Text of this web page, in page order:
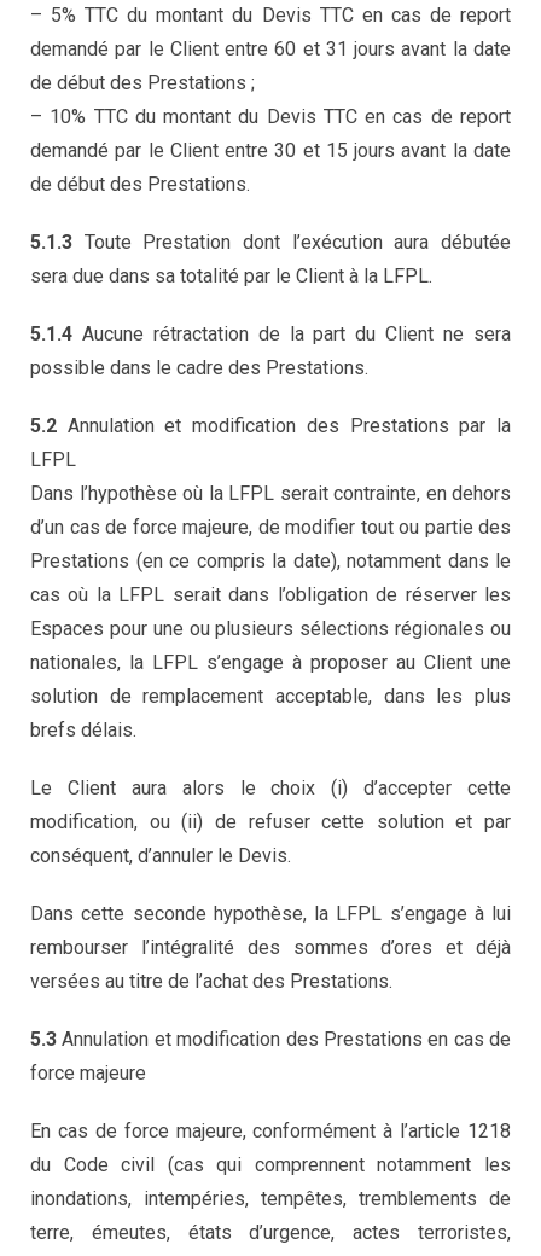
– 5% TTC du montant du Devis TTC en cas de report
demandé par le Client entre 60 et 31 jours avant la date
de début des Prestations ;
– 10% TTC du montant du Devis TTC en cas de report
demandé par le Client entre 30 et 15 jours avant la date
de début des Prestations.
5.1.3 Toute Prestation dont l’exécution aura débutée
sera due dans sa totalité par le Client à la LFPL.
5.1.4 Aucune rétractation de la part du Client ne sera
possible dans le cadre des Prestations.
5.2 Annulation et modification des Prestations par la
LFPL
Dans l’hypothèse où la LFPL serait contrainte, en dehors
d’un cas de force majeure, de modifier tout ou partie des
Prestations (en ce compris la date), notamment dans le
cas où la LFPL serait dans l’obligation de réserver les
Espaces pour une ou plusieurs sélections régionales ou
nationales, la LFPL s’engage à proposer au Client une
solution de remplacement acceptable, dans les plus
brefs délais.
Le Client aura alors le choix (i) d’accepter cette
modification, ou (ii) de refuser cette solution et par
conséquent, d’annuler le Devis.
Dans cette seconde hypothèse, la LFPL s’engage à lui
rembourser l’intégralité des sommes d’ores et déjà
versées au titre de l’achat des Prestations.
5.3 Annulation et modification des Prestations en cas de
force majeure
En cas de force majeure, conformément à l’article 1218
du Code civil (cas qui comprennent notamment les
inondations, intempéries, tempêtes, tremblements de
terre, émeutes, états d’urgence, actes terroristes,